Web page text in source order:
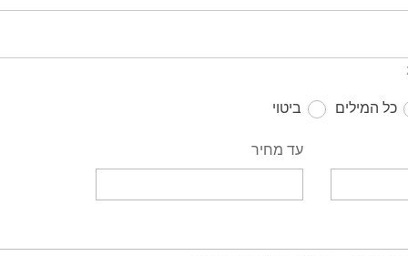
כל המילים ביטוי
עד מחיר